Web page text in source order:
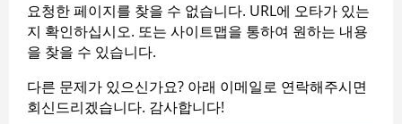
요청한 페이지를 찾을 수 없습니다. URL에 오타가 있는
지 확인하십시오. 또는 사이트맵을 통하여 원하는 내용
을 찾을 수 있습니다.
다른 문제가 있으신가요? 아래 이메일로 연락해주시면
회신드리겠습니다. 감사합니다!